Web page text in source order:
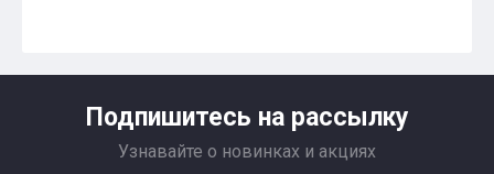
Подпишитесь на рассылку
Узнавайте о новинках и акциях